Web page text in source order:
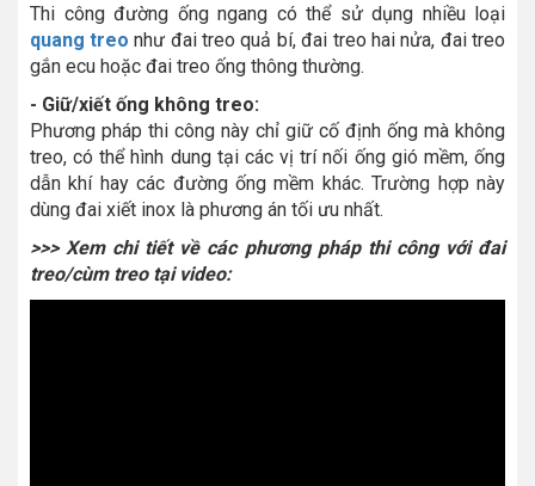
Thi công đường ống ngang có thể sử dụng nhiều loại
quang treo như đai treo quả bí, đai treo hai nửa, đai treo
gắn ecu hoặc đai treo ống thông thường.
- Giữ/xiết ống không treo:
Phương pháp thi công này chỉ giữ cố định ống mà không
treo, có thể hình dung tại các vị trí nối ống gió mềm, ống
dẫn khí hay các đường ống mềm khác. Trường hợp này
dùng đai xiết inox là phương án tối ưu nhất.
>>> Xem chi tiết về các phương pháp thi công với đai
treo/cùm treo tại video: